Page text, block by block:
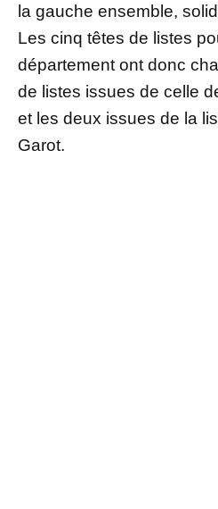
la gauche ensemble,
Les cinq têtes de listes
département ont donc
de listes issues de celle
et les deux issues de la
Garot.